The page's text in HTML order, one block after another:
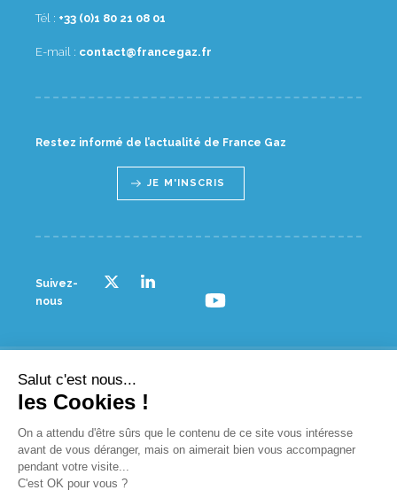
Tél : 10 80 12 08 1(0) 33+
E-mail : rf.zagecnarf@tcatnoc
Restez informé de l’actualité de France Gaz
JE M'INSCRIS
Suivez-
nous
© France gaz - 2023
PLAN D’ACCÈS
ESPACE PRESSE
Salut c'est nous...
les Cookies !
On a attendu d'être sûrs que le contenu de ce site vous intéresse
avant de vous déranger, mais on aimerait bien vous accompagner
pendant votre visite...
C'est OK pour vous ?